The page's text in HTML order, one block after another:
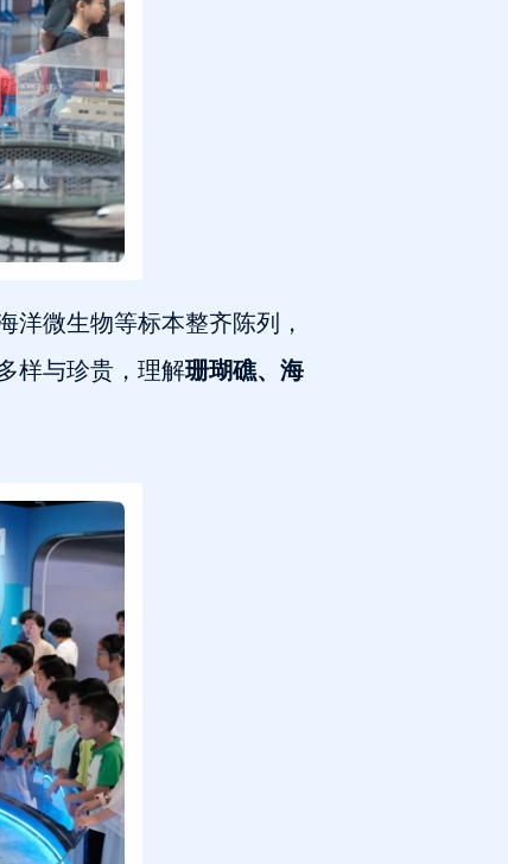
微生物等标本整齐陈列，
样与珍贵，理解珊瑚礁、海